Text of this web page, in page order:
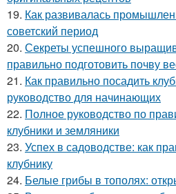
19. Как развивалась
советский период
20. Секреты успешного
правильно подготовить почву
21. Как правильно посадить
руководство для начинающих
22. Полное руководство по
клубники и земляники
23. Успех в садоводстве: как
клубнику
24. Белые грибы в тополях: